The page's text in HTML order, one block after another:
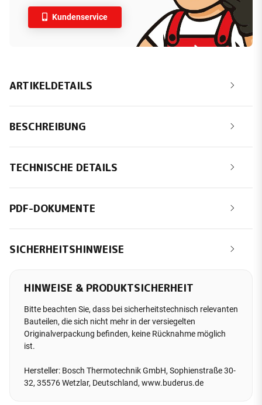
Kundenservice
ARTIKELDETAILS
BESCHREIBUNG
TECHNISCHE DETAILS
PDF-DOKUMENTE
SICHERHEITSHINWEISE
HINWEISE & PRODUKTSICHERHEIT
Bitte beachten Sie, dass bei sicherheitstechnisch relevanten
Bauteilen, die sich nicht mehr in der versiegelten
Originalverpackung befinden, keine Rücknahme möglich
ist.
Hersteller: Bosch Thermotechnik GmbH, Sophienstraße 30-
32, 35576 Wetzlar, Deutschland, www.buderus.de